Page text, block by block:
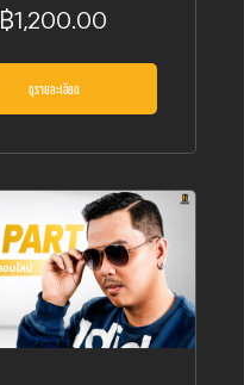
฿1,200.00
ดูรายละเอียด